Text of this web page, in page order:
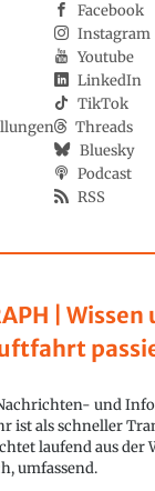
|
und
ist als schneller
laufend aus der
umfassend.
Facebook
Instagram
Youtube
LinkedIn
TikTok
Threads
Bluesky
Podcast
RSS